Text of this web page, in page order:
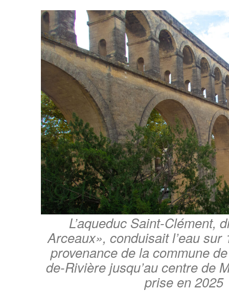
L’aqueduc Saint-Clément,
Arceaux», conduisait l’eau sur
provenance de la commune
de-Rivière jusqu’au centre de
prise en 2025